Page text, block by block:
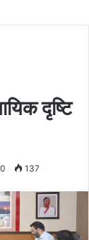
दृष्टि
0 137